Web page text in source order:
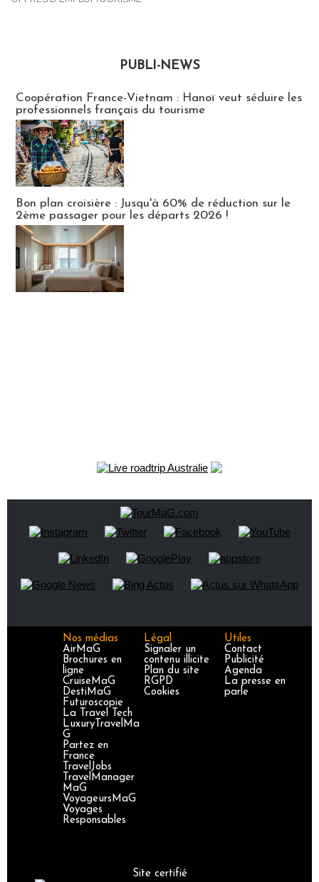
PUBLI-NEWS
Coopération France-Vietnam : Hanoï veut séduire les
professionnels français du tourisme
Bon plan croisière : Jusqu'à 60% de réduction sur le
2ème passager pour les départs 2026 !
Nos médias
AirMaG
Brochures en
ligne
CruiseMaG
DestiMaG
Futuroscopie
La Travel Tech
LuxuryTravelMa
G
Partez en
France
TravelJobs
TravelManager
MaG
VoyageursMaG
Voyages
Responsables
Légal
Signaler un
contenu illicite
Plan du site
RGPD
Cookies
Utiles
Contact
Publicité
Agenda
La presse en
parle
Site certifié